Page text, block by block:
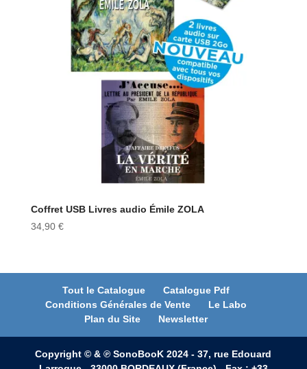
Coffret USB Livres audio Émile ZOLA
34,90 €
Tout le Catalogue
Catalogue Pdf
Conditions Générales de Vente
Le Labo
Plan du Site
Newsletter
Copyright © & ℗ SonoBooK 2024 - 37, rue Edouard